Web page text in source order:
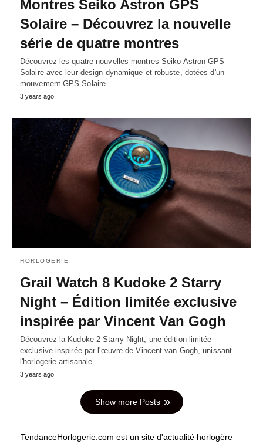
Montres Seiko Astron GPS
Solaire – Découvrez la nouvelle
série de quatre montres
Découvrez les quatre nouvelles montres Seiko Astron GPS
Solaire avec leur design dynamique et robuste, dotées d'un
mouvement GPS Solaire…
3 years ago
HORLOGERIE
Grail Watch 8 Kudoke 2 Starry
Night – Édition limitée exclusive
inspirée par Vincent Van Gogh
Découvrez la Kudoke 2 Starry Night, une édition limitée
exclusive inspirée par l'œuvre de Vincent van Gogh, unissant
l'horlogerie artisanale…
3 years ago
Show more Posts
TendanceHorlogerie.com est un site d'actualité horlogère